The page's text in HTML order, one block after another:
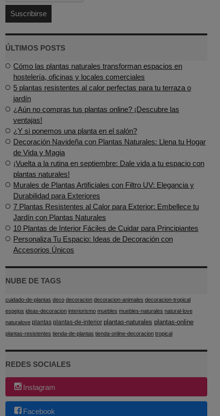
ÚLTIMOS POSTS
Cómo las plantas naturales transforman espacios en
hostelería, oficinas y locales comerciales
5 plantas resistentes al calor perfectas para tu terraza o
jardín
¿Aún no compras tus plantas online? ¡Descubre las
ventajas!
¿Y si ponemos una planta en el salón?
Decoración Navideña con Plantas Naturales: Llena tu Hogar
de Vida y Magia
¡Vuelta a la rutina en septiembre: Dale vida a tu espacio con
plantas naturales!
Murales de Plantas Artificiales con Filtro UV: Elegancia y
Durabilidad para Exteriores
7 Plantas Resistentes al Calor para Exterior: Embellece tu
Jardín con Plantas Naturales
10 Plantas de Interior Fáciles de Cuidar para Principiantes
Personaliza Tu Espacio: Ideas de Decoración con
Accesorios Únicos
NUBE DE TAGS
cuidado-de-plantas deco decoracion decoracion-animales decoracion-tropical
espejos ideas-decoracion interiorismo muebles muebles-naturales natural-love
naturalove plantas plantas-de-interior plantas-naturales plantas-online
plantas-resistentes tienda-de-plantas tienda-online-decoracion tropical
REDES SOCIALES
Instagram
Facebook